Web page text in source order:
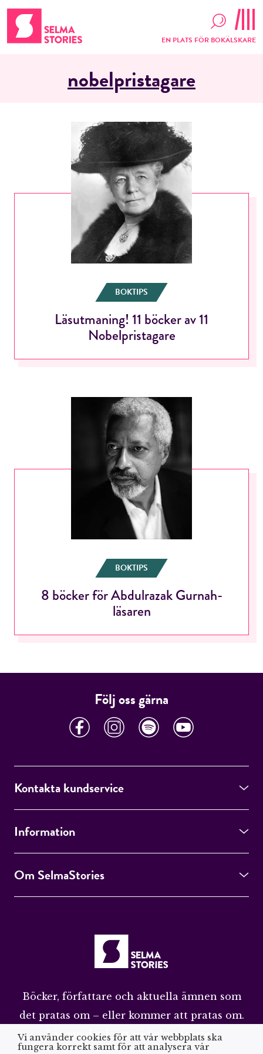
EN PLATS FÖR BOKÄLSKARE
RÖSTA
Jag accepterar villkoren.
RÖSTA
nobelpristagare
BOKTIPS
Läsutmaning! 11 böcker av 11
Nobelpristagare
BOKTIPS
8 böcker för Abdulrazak Gurnah-
läsaren
Följ oss gärna
Kontakta kundservice
Information
Om SelmaStories
Böcker, författare och aktuella ämnen som
det pratas om – eller kommer att pratas om.
Läs om det först på SelmaStories.
Vi använder cookies för att vår webbplats ska
fungera korrekt samt för att analysera vår